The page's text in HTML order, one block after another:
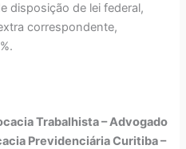
disposição de lei federal,
correspondente,
Trabalhista – Advogado
Previdenciária Curitiba –